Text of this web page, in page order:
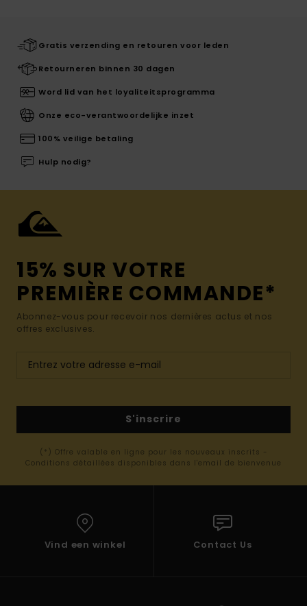
Gratis verzending en retouren voor leden
Retourneren binnen 30 dagen
Word lid van het loyaliteitsprogramma
Onze eco-verantwoordelijke inzet
100% veilige betaling
Hulp nodig?
15% SUR VOTRE
PREMIÈRE COMMANDE*
Abonnez-vous pour recevoir nos dernières actus et nos
offres exclusives.
S'inscrire
(*) Offre valable en ligne pour les nouveaux inscrits -
Conditions détaillées disponibles dans l'email de bienvenue
Vind een winkel Contact Us